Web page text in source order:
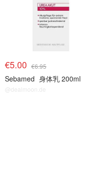
€5.00 €6.95
Sebamed 身体乳 200ml
@dealmoon.de